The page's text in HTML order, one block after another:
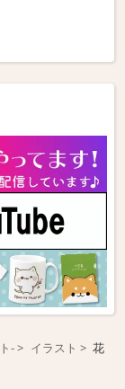
- イラスト
花